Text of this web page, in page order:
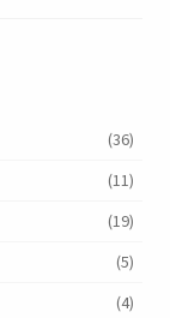
(36)
(11)
(19)
(5)
(4)